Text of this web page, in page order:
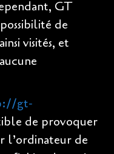
GT
de
visités, et
gt-
de provoquer
l’ordinateur de